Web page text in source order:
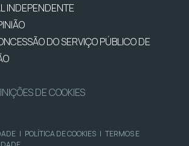
INDEPENDENTE
DO SERVIÇO PÚBLICO DE
DE COOKIES
| POLÍTICA DE COOKIES | TERMOS E